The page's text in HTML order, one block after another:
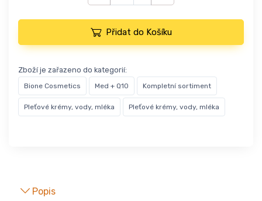
Přidat do Košíku
Zboží je zařazeno do kategorií:
Bione Cosmetics Med + Q10 Kompletní sortiment
Pleťové krémy, vody, mléka Pleťové krémy, vody, mléka
Popis